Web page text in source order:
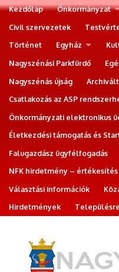
Kezdőlap Önkormányzat
Civil szervezetek
Történet
Egyház
Nagyszénási Parkfürdő
Nagyszénás újság
Csatlakozás az ASP
Önkormányzati elektronikus
Életkezdési támogatás és
Falugazdász ügyfélfogadás
NFK hirdetmény – értékesítés
Választási információk
Hirdetmények